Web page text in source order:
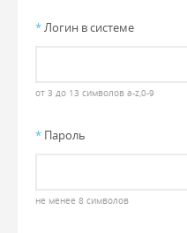
*Логин в системе
от 3 до 13 символов a-z,0-9
* Пароль
не менее 8 символов